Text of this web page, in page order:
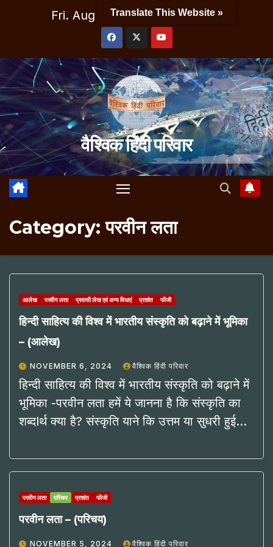
Fri. Aug 7th, 2026 5:34:10 PM
वैश्विक हिंदी परिवार
Category:परवीन लता
आलेख परवीन लता प्रवासी लेख एवं अन्य विधाएं प्रशांत फीजी
हिन्दी साहित्य की विश्व में भारतीय संस्कृति को बढ़ाने में भूमिका
– (आलेख)
NOVEMBER 6, 2024 वैश्विक हिंदी परिवार
हिन्दी साहित्य की विश्व में भारतीय संस्कृति को बढ़ाने में
भूमिका -परवीन लता हमें ये जानना है कि संस्कृति का
शब्दlर्थ क्या है? संस्कृति याने कि उत्तम या सुधरी हुई…
परवीन लता परिचय प्रशांत फीजी
परवीन लता – (परिचय)
NOVEMBER 5, 2024 वैश्विक हिंदी परिवार
Translate This Website »